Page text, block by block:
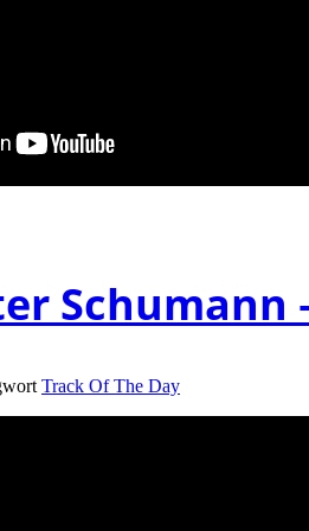
Schumann
Track Of The Day